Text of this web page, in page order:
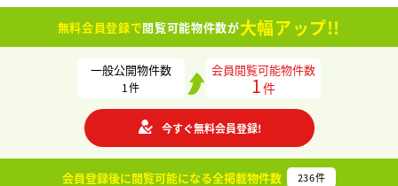
無料会員登録で閲覧可能物件数が大幅アップ!!
一般公開物件数
1件
会員閲覧可能物件数
1件
今すぐ無料会員登録!
会員登録後に閲覧可能になる全掲載物件数 236件